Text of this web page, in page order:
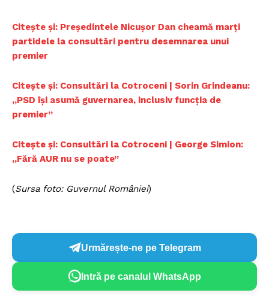
Citește și: Președintele Nicușor Dan cheamă marți
partidele la consultări pentru desemnarea unui
premier
Citește și: Consultări la Cotroceni | Sorin Grindeanu:
„PSD își asumă guvernarea, inclusiv funcția de
premier”
Citește și: Consultări la Cotroceni | George Simion:
„Fără AUR nu se poate”
(Sursa foto: Guvernul României)
Urmărește-ne pe Telegram
Intră pe canalul WhatsApp